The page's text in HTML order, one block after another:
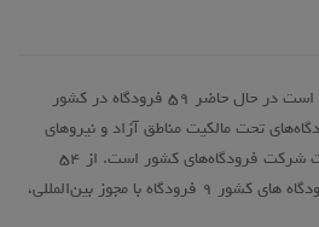
تنها ۹ فرودگاه کشور بین المللی است در حال حاضر ۵۹ فرودگاه در کشور
از فرودگاه‌های تحت مالکیت مناطق آزاد و نیروهای
نظامی و ۵۴ فرودگاه تحت مالکیت شرکت فرودگاه‌های کشور است. از ۵۴
فرودگاه تحت مالکیت شرکت فرودگاه‌ های کشور ۹ فرودگاه با مجوز بین‌المللی،